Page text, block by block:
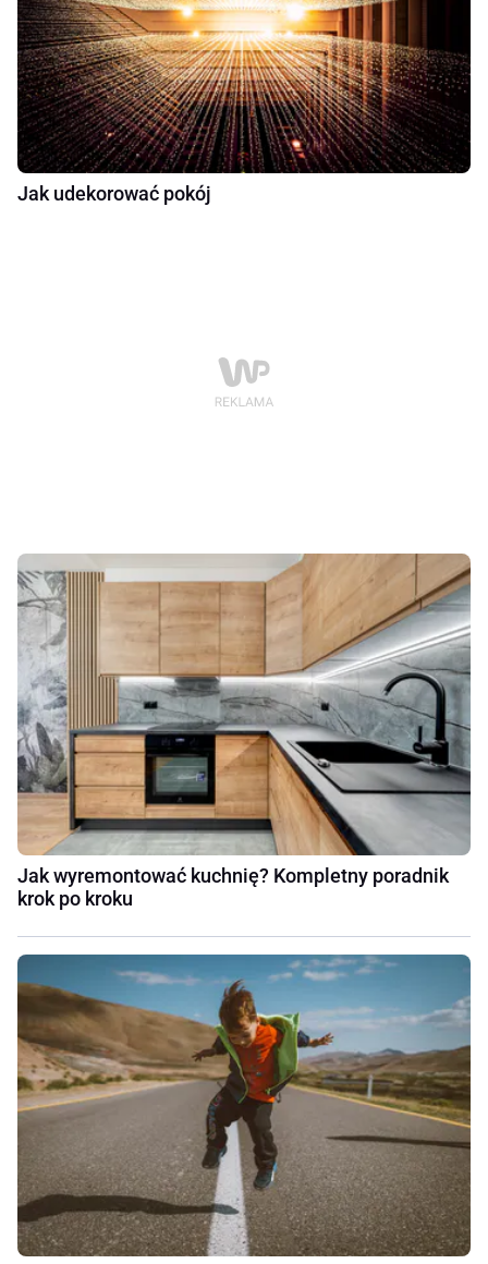
Jak udekorować pokój
Jak wyremontować kuchnię? Kompletny poradnik
krok po kroku